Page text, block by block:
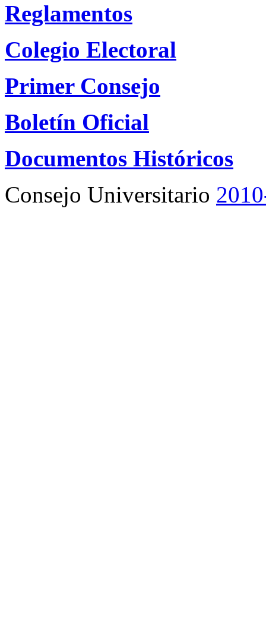
Reglamentos
Colegio Electoral
Primer Consejo
Boletín Oficial
Documentos Históricos
Consejo Universitario